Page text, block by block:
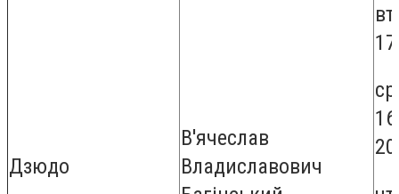
Дзюдо
В'ячеслав
Владиславович